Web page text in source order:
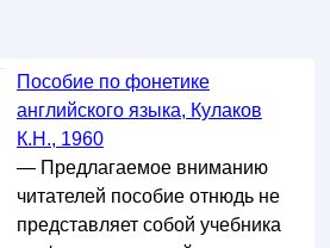
Пособие по фонетике
английского языка, Кулаков
К.Н., 1960
— Предлагаемое вниманию
читателей пособие отнюдь не
представляет собой учебника